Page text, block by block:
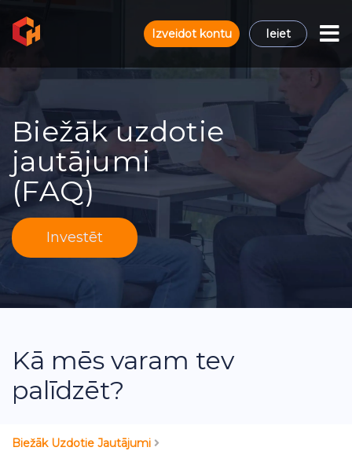
Izveidot kontu Ieiet
Biežāk uzdotie
jautājumi
(FAQ)
Investēt
Kā mēs varam tev
palīdzēt?
Biežāk Uzdotie Jautājumi